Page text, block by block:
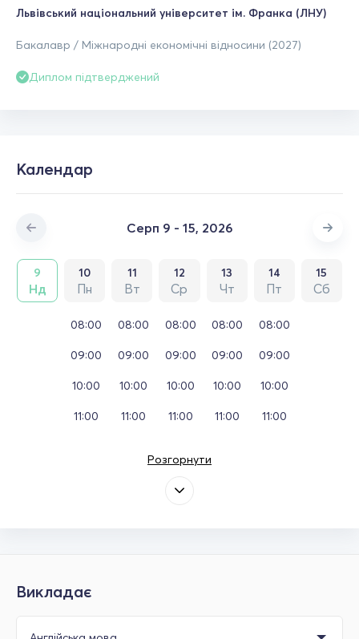
Львівський національний університет ім. Франка (ЛНУ)
Бакалавр / Міжнародні економічні відносини (2027)
Диплом підтверджений
Календар
Серп 9 - 15, 2026
9
Нд
10
Пн
11
Вт
12
Ср
13
Чт
14
Пт
15
Сб
08:00
09:00
10:00
11:00
08:00
09:00
10:00
11:00
08:00
09:00
10:00
11:00
08:00
09:00
10:00
11:00
08:00
09:00
10:00
11:00
Розгорнути
Викладає